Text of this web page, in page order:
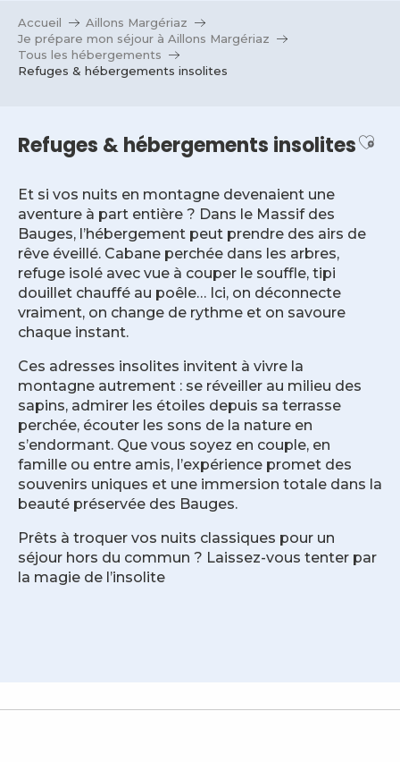
contenu
principal
Accueil
Aillons Margériaz
Je prépare mon séjour à Aillons Margériaz
Tous les hébergements
Refuges & hébergements insolites
Refuges & hébergements insolites
Et si vos nuits en montagne devenaient une
aventure à part entière ? Dans le Massif des
Bauges, l’hébergement peut prendre des airs de
rêve éveillé. Cabane perchée dans les arbres,
refuge isolé avec vue à couper le souffle, tipi
douillet chauffé au poêle… Ici, on déconnecte
vraiment, on change de rythme et on savoure
chaque instant.
Ces adresses insolites invitent à vivre la
montagne autrement : se réveiller au milieu des
sapins, admirer les étoiles depuis sa terrasse
perchée, écouter les sons de la nature en
s’endormant. Que vous soyez en couple, en
famille ou entre amis, l’expérience promet des
souvenirs uniques et une immersion totale dans la
beauté préservée des Bauges.
Prêts à troquer vos nuits classiques pour un
séjour hors du commun ? Laissez-vous tenter par
la magie de l’insolite
La cabane perchée du Camping des Cyclamens